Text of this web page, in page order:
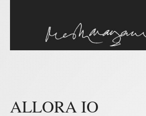
ALLORA IO